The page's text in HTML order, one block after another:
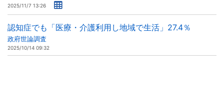
2025/11/7 13:26
認知症でも「医療・介護利用し地域で生活」27.4％
政府世論調査
2025/10/14 09:32